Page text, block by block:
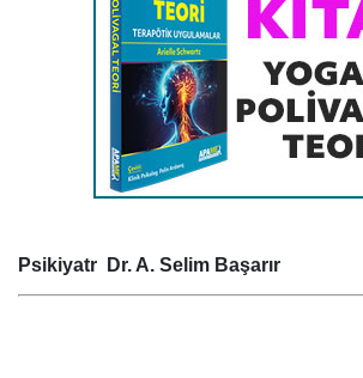
Psikiyatr Dr. A. Selim Başarır